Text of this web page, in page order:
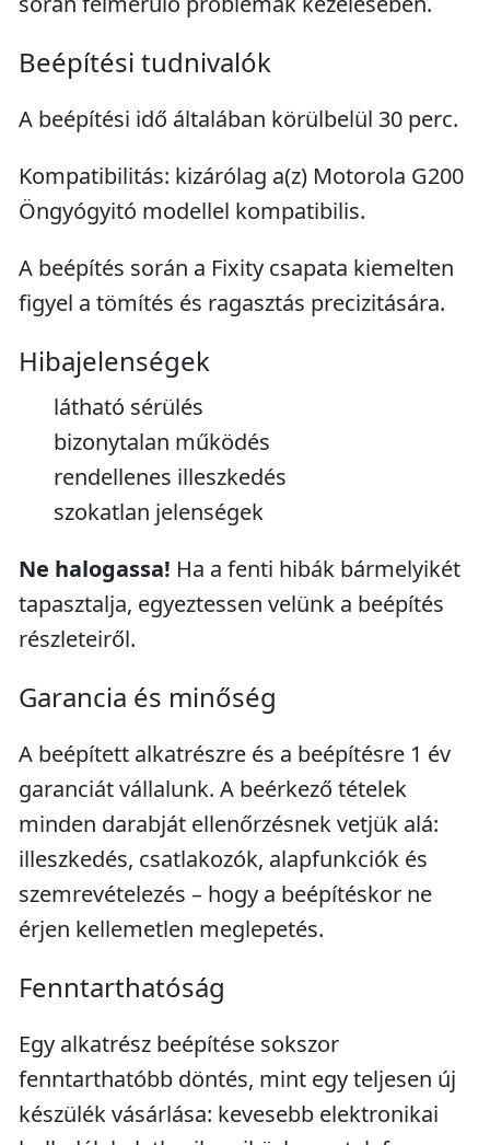
Beépítési tudnivalók
A beépítési idő általában körülbelül 30 perc.
Kompatibilitás: kizárólag a(z) Motorola G200
Öngyógyitó modellel kompatibilis.
A beépítés során a Fixity csapata kiemelten
figyel a tömítés és ragasztás precizitására.
Hibajelenségek
látható sérülés
bizonytalan működés
rendellenes illeszkedés
szokatlan jelenségek
Ne halogassa! Ha a fenti hibák bármelyikét
tapasztalja, egyeztessen velünk a beépítés
részleteiről.
Garancia és minőség
A beépített alkatrészre és a beépítésre 1 év
garanciát vállalunk. A beérkező tételek
minden darabját ellenőrzésnek vetjük alá:
illeszkedés, csatlakozók, alapfunkciók és
szemrevételezés – hogy a beépítéskor ne
érjen kellemetlen meglepetés.
Fenntarthatóság
Egy alkatrész beépítése sokszor
fenntarthatóbb döntés, mint egy teljesen új
készülék vásárlása: kevesebb elektronikai